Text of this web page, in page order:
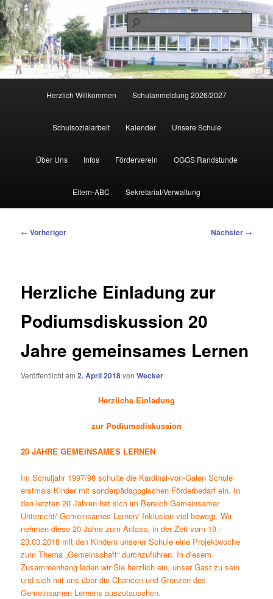
Zum
primären
Inhalt
springen
Herzlich Willkommen Schulanmeldung 2026/2027
Schulsozialarbeit Kalender Unsere Schule
Über Uns Infos Förderverein OGGS Randstunde
Eltern-ABC Sekretariat/Verwaltung
Beitragsnavigation
← Vorheriger Nächster →
Herzliche Einladung zur
Podiumsdiskussion 20
Jahre gemeinsames Lernen
Veröffentlicht am2. April 2018vonWecker
Herzliche Einladung
zur Podiumsdiskussion
20JAHRE GEMEINSAMES LERNEN
Im Schuljahr 1997/98 schulte die Kardinal-von-Galen Schule
erstmals Kinder mit sonderpädagogischen Förderbedarf ein. In
den letzten 20 Jahren hat sich im Bereich Gemeinsamer
Unterricht/ Gemeinsames Lernen/ Inklusion viel bewegt. Wir
nehmen diese 20 Jahre zum Anlass, in der Zeit vom 19.-
23.03.2018 mit den Kindern unserer Schule eine Projektwoche
zum Thema „Gemeinschaft“ durchzuführen. In diesem
Zusammenhang laden wir Sie herzlich ein, unser Gast zu sein
und sich mit uns über die Chancen und Grenzen des
Gemeinsamen Lernens auszutauschen.